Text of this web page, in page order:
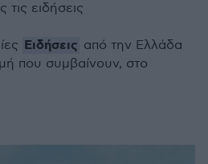
τις ειδήσεις
Ειδήσεις από την Ελλάδα
που συμβαίνουν, στο